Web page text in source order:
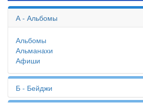
А - Альбомы
Альбомы
Альманахи
Афиши
Б - Бейджи